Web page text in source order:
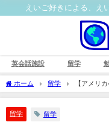
えいご好きによる、え
英会話施設 留学
ホーム 留学
【アメリ
など
留学 留学